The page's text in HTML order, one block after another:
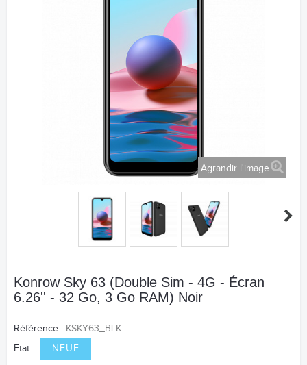
Agrandir l'image
Konrow Sky 63 (Double Sim - 4G - Écran
6.26'' - 32 Go, 3 Go RAM) Noir
Référence : KSKY63_BLK
Etat :
NEUF